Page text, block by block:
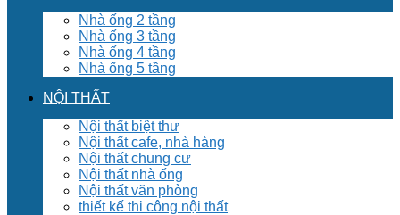
Nhà ống 2 tầng
Nhà ống 3 tầng
Nhà ống 4 tầng
Nhà ống 5 tầng
NỘI THẤT
Nội thất biệt thư
Nội thất cafe, nhà hàng
Nội thất chung cư
Nội thất nhà ống
Nội thất văn phòng
thiết kế thi công nội thất